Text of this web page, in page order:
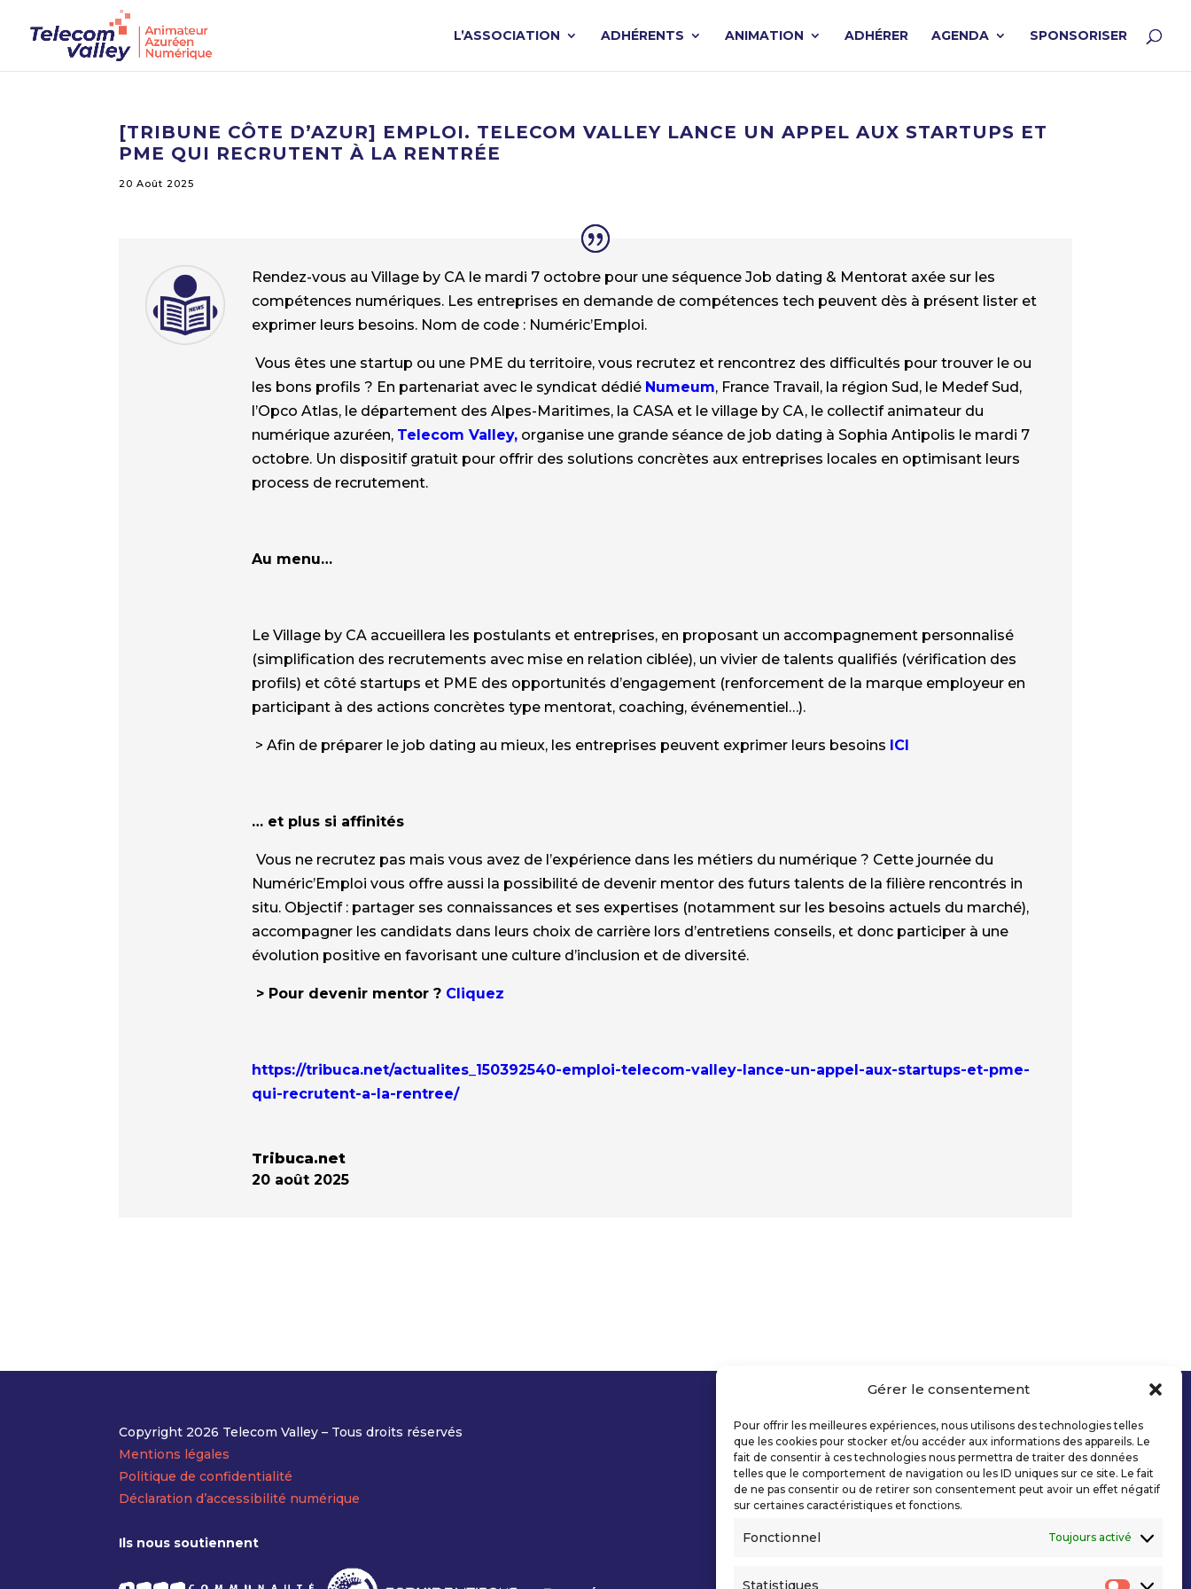
Gérer le consentement
Pour offrir les meilleures expériences, nous utilisons des technologies telles
que les cookies pour stocker et/ou accéder aux informations des appareils. Le
fait de consentir à ces technologies nous permettra de traiter des données
telles que le comportement de navigation ou les ID uniques sur ce site. Le fait
de ne pas consentir ou de retirer son consentement peut avoir un effet négatif
sur certaines caractéristiques et fonctions.
Fonctionnel Toujours activé
Statistiques
L’ASSOCIATION ADHÉRENTS ANIMATION ADHÉRER AGENDA SPONSORISER
[TRIBUNE CÔTE D’AZUR] EMPLOI. TELECOM VALLEY LANCE UN APPEL AUX STARTUPS ET
PME QUI RECRUTENT À LA RENTRÉE
20 Août 2025
Rendez-vous au Village by CA le mardi 7 octobre pour une séquence Job dating & Mentorat axée sur les
compétences numériques. Les entreprises en demande de compétences tech peuvent dès à présent lister et
exprimer leurs besoins. Nom de code : Numéric’Emploi.
Vous êtes une startup ou une PME du territoire, vous recrutez et rencontrez des difficultés pour trouver le ou
les bons profils ? En partenariat avec le syndicat dédié Numeum, France Travail, la région Sud, le Medef Sud,
l’Opco Atlas, le département des Alpes-Maritimes, la CASA et le village by CA, le collectif animateur du
numérique azuréen, Telecom Valley, organise une grande séance de job dating à Sophia Antipolis le mardi 7
octobre. Un dispositif gratuit pour offrir des solutions concrètes aux entreprises locales en optimisant leurs
process de recrutement.
Au menu…
Le Village by CA accueillera les postulants et entreprises, en proposant un accompagnement personnalisé
(simplification des recrutements avec mise en relation ciblée), un vivier de talents qualifiés (vérification des
profils) et côté startups et PME des opportunités d’engagement (renforcement de la marque employeur en
participant à des actions concrètes type mentorat, coaching, événementiel…).
> Afin de préparer le job dating au mieux, les entreprises peuvent exprimer leurs besoins ICI
… et plus si affinités
Vous ne recrutez pas mais vous avez de l’expérience dans les métiers du numérique ? Cette journée du
Numéric’Emploi vous offre aussi la possibilité de devenir mentor des futurs talents de la filière rencontrés in
situ. Objectif : partager ses connaissances et ses expertises (notamment sur les besoins actuels du marché),
accompagner les candidats dans leurs choix de carrière lors d’entretiens conseils, et donc participer à une
évolution positive en favorisant une culture d’inclusion et de diversité.
> Pour devenir mentor ? Cliquez
https://tribuca.net/actualites_150392540-emploi-telecom-valley-lance-un-appel-aux-startups-et-pme-
qui-recrutent-a-la-rentree/
Tribuca.net
20 août 2025
Copyright 2026 Telecom Valley – Tous droits réservés
Mentions légales
Politique de confidentialité
Déclaration d’accessibilité numérique
Ils nous soutiennent